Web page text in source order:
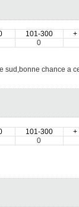
101-300
+
0
sud,bonne chance a
101-300
+
0